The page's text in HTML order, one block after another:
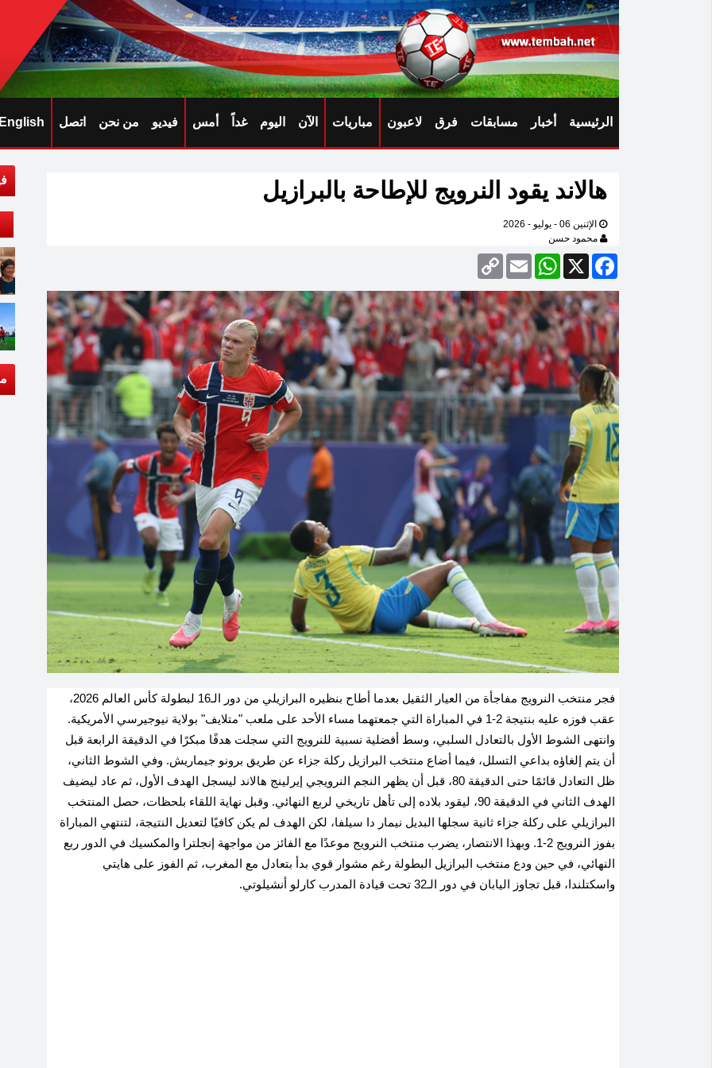
الرئيسية أخبار مسابقات فرق لاعبون مباريات الآن اليوم غداً أمس فيديو من نحن اتصل
هالاند يقود النرويج للإطاحة بالبرازيل
الإثنين 06 - يوليو - 2026
محمود حسن
Facebook
X
WhatsApp
Email
Copy
Link
فجر منتخب النرويج مفاجأة من العيار الثقيل بعدما أطاح بنظيره البرازيلي من دور الـ16 لبطولة كأس العالم 2026،
عقب فوزه عليه بنتيجة 2-1 في المباراة التي جمعتهما مساء الأحد على ملعب "متلايف" بولاية نيوجيرسي الأمريكية
.
وانتهى الشوط الأول بالتعادل السلبي، وسط أفضلية نسبية للنرويج التي سجلت هدفًا مبكرًا في الدقيقة الرابعة قبل
أن يتم إلغاؤه بداعي التسلل، فيما أضاع منتخب البرازيل ركلة جزاء عن طريق برونو جيماريش. وفي الشوط الثاني،
ظل التعادل قائمًا حتى الدقيقة 80، قبل أن يظهر النجم النرويجي إيرلينج هالاند ليسجل الهدف الأول، ثم عاد ليضيف
الهدف الثاني في الدقيقة 90، ليقود بلاده إلى تأهل تاريخي لربع النهائي
. وقبل نهاية اللقاء بلحظات، حصل المنتخب
البرازيلي على ركلة جزاء ثانية سجلها البديل نيمار دا سيلفا، لكن الهدف لم يكن كافيًا لتعديل النتيجة، لتنتهي المباراة
بفوز النرويج 2-1
. وبهذا الانتصار، يضرب منتخب النرويج موعدًا مع الفائز من مواجهة إنجلترا والمكسيك في الدور ربع
النهائي، في حين ودع منتخب البرازيل البطولة رغم مشوار قوي بدأ بتعادل مع المغرب، ثم الفوز على هايتي
واسكتلندا، قبل تجاوز اليابان في دور الـ32 تحت قيادة المدرب كارلو أنشيلوتي
.